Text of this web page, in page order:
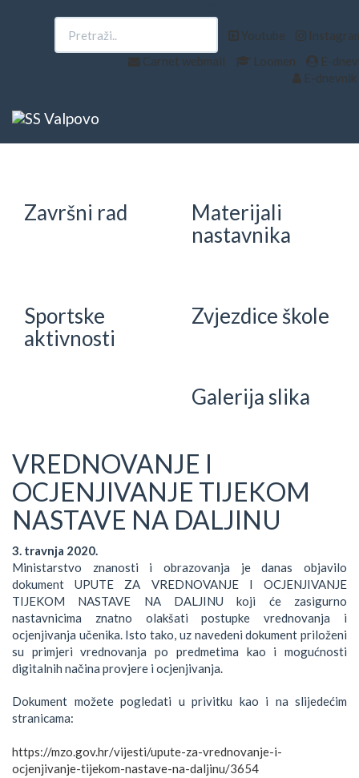
Youtube
Carnet webmail
Loomen
E-
E-
Upisi EU projekti
e-Škole
Završni rad
Materijali
nastavnika
Sportske
aktivnosti
Zvjezdice škole
Galerija slika
VREDNOVANJE I
OCJENJIVANJE TIJEKOM
NASTAVE NA DALJINU
3. travnja 2020.
Ministarstvo znanosti i obrazovanja je danas objavilo
dokument UPUTE ZA VREDNOVANJE I OCJENJIVANJE
TIJEKOM NASTAVE NA DALJINU koji će zasigurno
nastavnicima znatno olakšati postupke vrednovanja i
ocjenjivanja učenika. Isto tako, uz navedeni dokument priloženi
su primjeri vrednovanja po predmetima kao i mogućnosti
digitalnih načina provjere i ocjenjivanja.
Dokument možete pogledati u privitku kao i na slijedećim
stranicama:
https://mzo.gov.hr/vijesti/upute-za-vrednovanje-i-
ocjenjivanje-tijekom-nastave-na-daljinu/3654